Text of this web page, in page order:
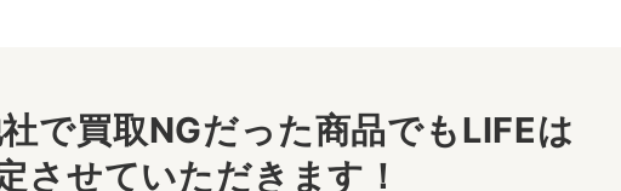
で買取NGだった商品でもLIFEは
させていただきます！